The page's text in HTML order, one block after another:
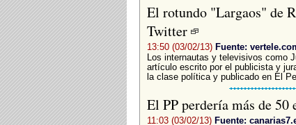
El rotundo "Largaos" de
Twitter
13:50 (03/02/13) Fuente:
Los internautas y televisivos como
artículo escrito por el publicista y
la clase política y publicado en El
El PP perdería más de 50
11:03 (03/02/13) Fuente: